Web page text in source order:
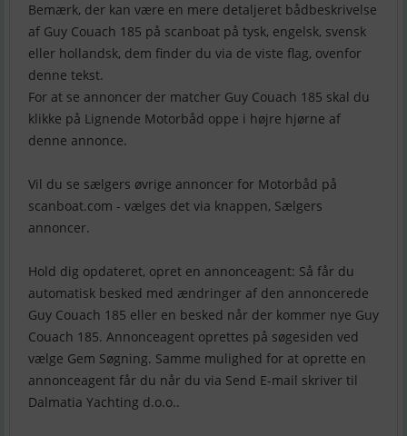
Bemærk, der kan være en mere detaljeret bådbeskrivelse
af Guy Couach 185 på scanboat på tysk, engelsk, svensk
eller hollandsk, dem finder du via de viste flag, ovenfor
denne tekst.
For at se annoncer der matcher Guy Couach 185 skal du
klikke på Lignende Motorbåd oppe i højre hjørne af
denne annonce.
Vil du se sælgers øvrige annoncer for Motorbåd på
scanboat.com - vælges det via knappen, Sælgers
annoncer.
Hold dig opdateret, opret en annonceagent: Så får du
automatisk besked med ændringer af den annoncerede
Guy Couach 185 eller en besked når der kommer nye Guy
Couach 185. Annonceagent oprettes på søgesiden ved
vælge Gem Søgning. Samme mulighed for at oprette en
annonceagent får du når du via Send E-mail skriver til
Dalmatia Yachting d.o.o..